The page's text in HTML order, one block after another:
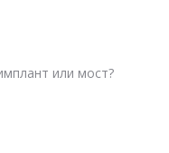
или мост?